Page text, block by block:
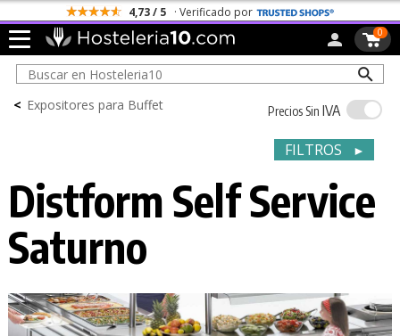
Todos los Portes son Gratis
0
< Expositores para Buffet Precios Sin IVA
FILTROS ►
Distform Self Service
Saturno